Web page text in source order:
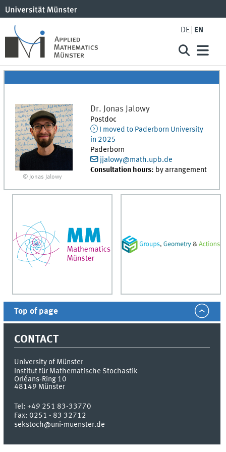
DE EN
© Jonas Jalowy
Dr. Jonas Jalowy
Postdoc
I moved to Paderborn University
in 2025
Paderborn
jjalowy@math.upb.de
Consultation hours: by arrangement
Top of page
CONTACT
University of Münster
Institut für Mathematische Stochastik
Orléans-Ring 10
48149 Münster
Tel:+49 251 83-33770
Fax:0251 - 83 32712
sekstoch@uni-muenster.de